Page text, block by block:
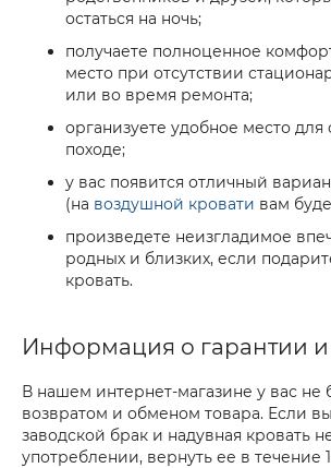
остаться на ночь;
получаете полноценное
место при отсутствии
или во время ремонта;
организуете удобное место для
походе;
у вас появится отличный
(на воздушной кровати вам
произведете неизгладимое
родных и близких, если
кровать.
Информация о гарантии и
В нашем интернет-магазине у вас не
возвратом и обменом товара. Если
заводской брак и надувная кровать
употреблении, вернуть ее в